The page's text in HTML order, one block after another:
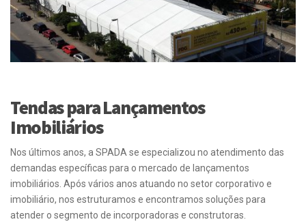
Tendas para Lançamentos
Imobiliários
Nos últimos anos, a SPADA se especializou no atendimento das
demandas específicas para o mercado de lançamentos
imobiliários. Após vários anos atuando no setor corporativo e
imobiliário, nos estruturamos e encontramos soluções para
atender o segmento de incorporadoras e construtoras.